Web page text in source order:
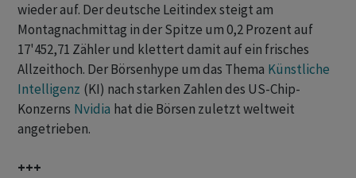
wieder auf. Der deutsche Leitindex steigt am
Montagnachmittag in der Spitze um 0,2 Prozent auf
17'452,71 Zähler und klettert damit auf ein frisches
Allzeithoch. Der Börsenhype um das Thema Künstliche
Intelligenz (KI) nach starken Zahlen des US-Chip-
Konzerns Nvidia hat die Börsen zuletzt weltweit
angetrieben.
+++